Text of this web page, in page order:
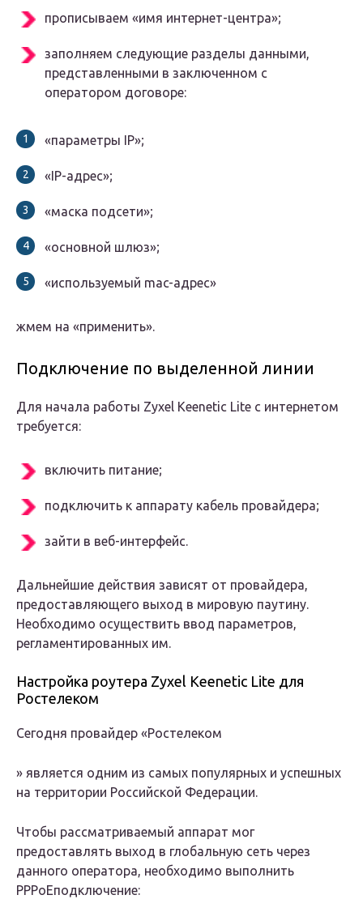
прописываем «имя интернет-центра»;
заполняем следующие разделы данными,
представленными в заключенном с
оператором договоре:
«параметры IP»;
«IP-адрес»;
«маска подсети»;
«основной шлюз»;
«используемый mac-адрес»
жмем на «применить».
Подключение по выделенной линии
Для начала работы Zyxel Keenetic Lite с интернетом
требуется:
включить питание;
подключить к аппарату кабель провайдера;
зайти в веб-интерфейс.
Дальнейшие действия зависят от провайдера,
предоставляющего выход в мировую паутину.
Необходимо осуществить ввод параметров,
регламентированных им.
Настройка роутера Zyxel Keenetic Lite для
Ростелеком
Сегодня провайдер «Ростелеком
» является одним из самых популярных и успешных
на территории Российской Федерации.
Чтобы рассматриваемый аппарат мог
предоставлять выход в глобальную сеть через
данного оператора, необходимо выполнить
PPPoEподключение: